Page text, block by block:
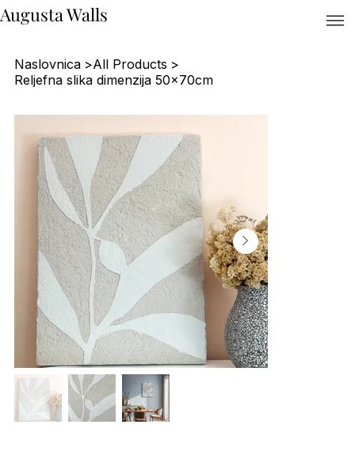
Augusta Walls
Naslovnica >All Products >
Reljefna slika dimenzija 50x70cm